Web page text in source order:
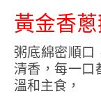
黃金香
粥底綿密順口
清香，每一口
溫和主食，